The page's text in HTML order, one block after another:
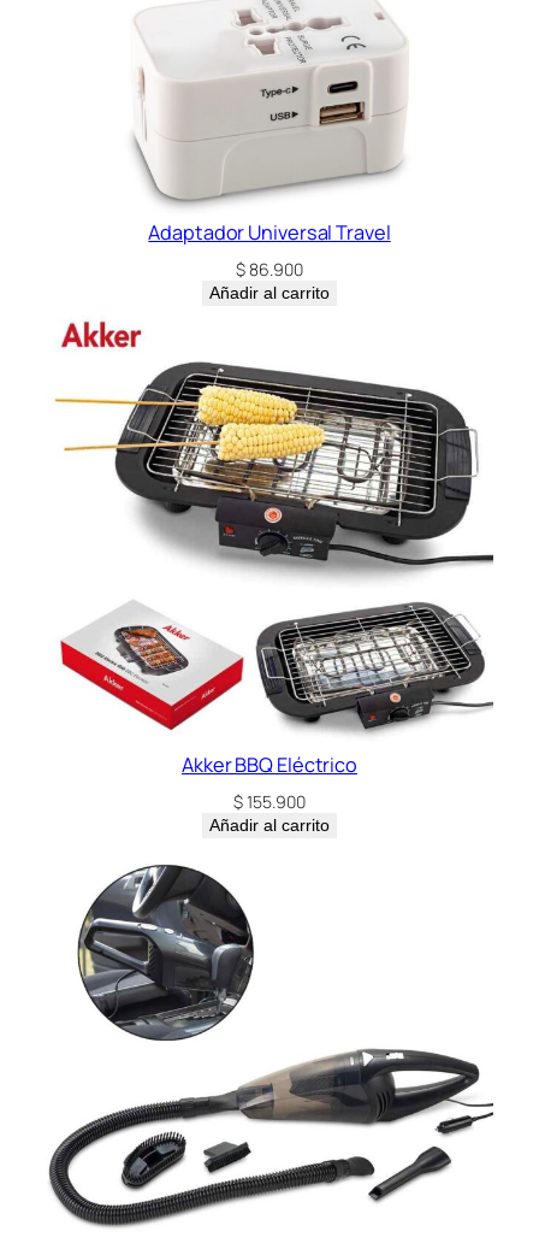
Adaptador Universal Travel
$86.900
Añadir al carrito
Akker BBQ Eléctrico
$155.900
Añadir al carrito